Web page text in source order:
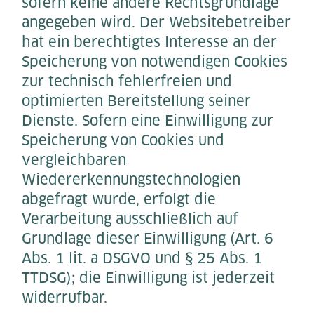
angegeben wird. Der Websitebetreiber
hat ein berechtigtes Interesse an der
Speicherung von notwendigen Cookies
zur technisch fehlerfreien und
optimierten Bereitstellung seiner
Dienste. Sofern eine Einwilligung zur
Speicherung von Cookies und
vergleichbaren
Wiedererkennungstechnologien
abgefragt wurde, erfolgt die
Verarbeitung ausschließlich auf
Grundlage dieser Einwilligung (Art. 6
Abs. 1 lit. a DSGVO und § 25 Abs. 1
TTDSG); die Einwilligung ist jederzeit
widerrufbar.